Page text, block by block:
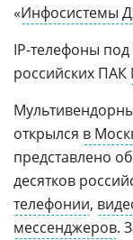
«Инфосистемы
IP-телефоны
российских ПАК
открылся в
представлено
десятков
телефонии,
мессенджеров.